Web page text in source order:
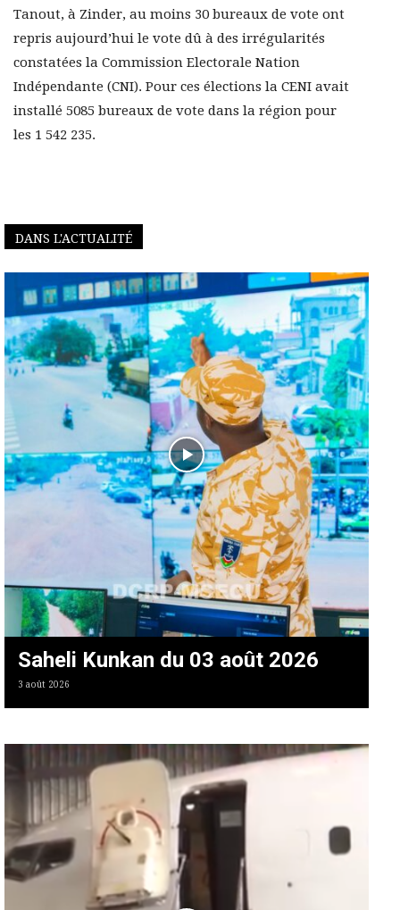
Tanout, à Zinder, au moins 30 bureaux de vote ont
repris aujourd’hui le vote dû à des irrégularités
constatées la Commission Electorale Nation
Indépendante (CNI). Pour ces élections la CENI avait
installé 5085 bureaux de vote dans la région pour
les 1 542 235.
DANS L'ACTUALITÉ
Saheli Kunkan du 03 août 2026
3 août 2026